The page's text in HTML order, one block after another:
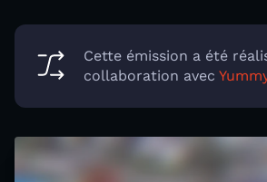
Cette émission a été
collaboration avec